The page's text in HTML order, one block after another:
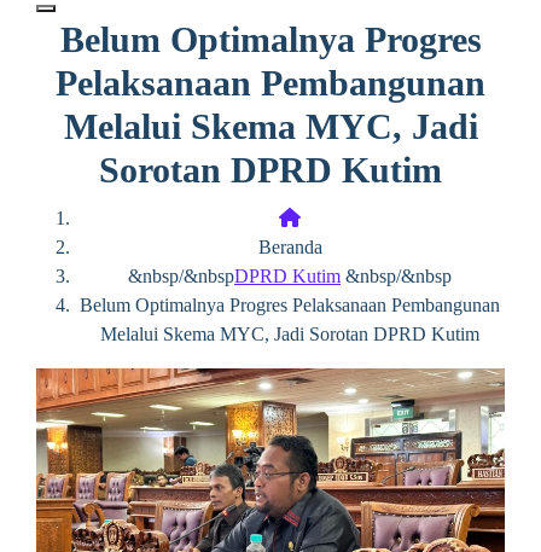
Belum Optimalnya Progres
Pelaksanaan Pembangunan
Melalui Skema MYC, Jadi
Sorotan DPRD Kutim
Beranda
&nbsp/&nbspDPRD Kutim &nbsp/&nbsp
Belum Optimalnya Progres Pelaksanaan Pembangunan
Melalui Skema MYC, Jadi Sorotan DPRD Kutim